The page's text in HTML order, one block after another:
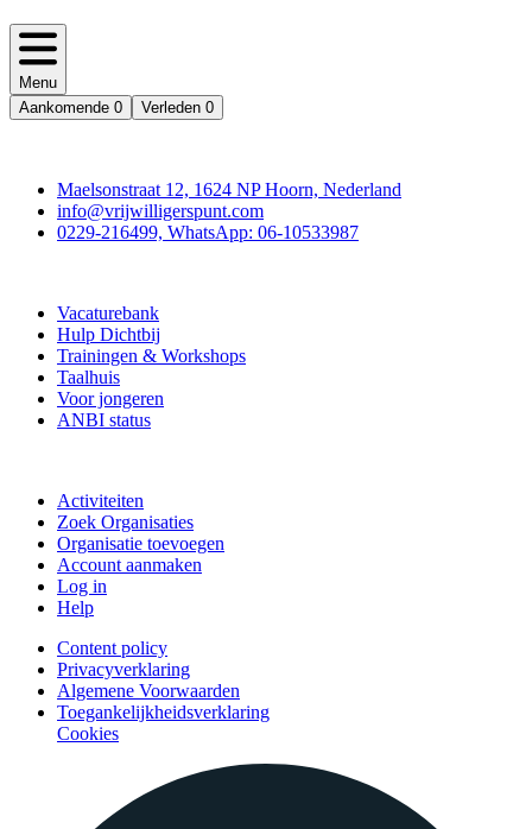
Menu
Aankomende 0 Verleden 0
Maelsonstraat 12, 1624 NP Hoorn, Nederland
info@vrijwilligerspunt.com
0229-216499, WhatsApp: 06-10533987
Vacaturebank
Hulp Dichtbij
Trainingen & Workshops
Taalhuis
Voor jongeren
ANBI status
Activiteiten
Zoek Organisaties
Organisatie toevoegen
Account aanmaken
Log in
Help
Content policy
Privacyverklaring
Algemene Voorwaarden
Toegankelijkheidsverklaring
Cookies